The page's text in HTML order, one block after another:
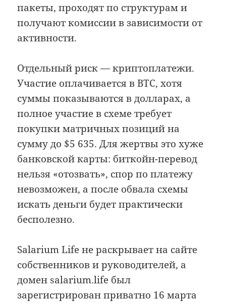
пакеты, проходят по структурам и
получают комиссии в зависимости от
активности.
Отдельный риск — криптоплатежи.
Участие оплачивается в BTC, хотя
суммы показываются в долларах, а
полное участие в схеме требует
покупки матричных позиций на
сумму до $5 635. Для жертвы это хуже
банковской карты: биткойн-перевод
нельзя «отозвать», спор по платежу
невозможен, а после обвала схемы
искать деньги будет практически
бесполезно.
Salarium Life не раскрывает на сайте
собственников и руководителей, а
домен salarium.life был
зарегистрирован приватно 16 марта